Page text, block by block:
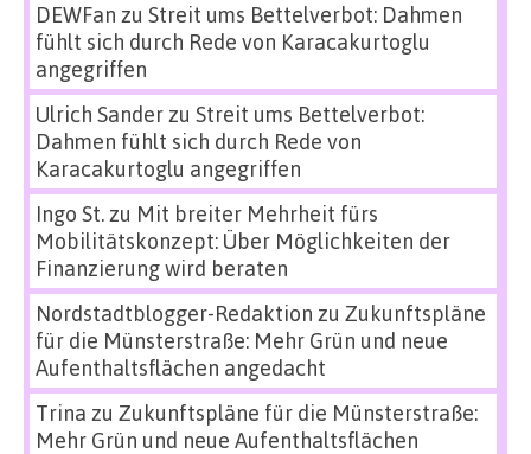
DEWFan zu Streit ums Bettelverbot: Dahmen
fühlt sich durch Rede von Karacakurtoglu
angegriffen
Ulrich Sanderzu Streit ums Bettelverbot:
Dahmen fühlt sich durch Rede von
Karacakurtoglu angegriffen
Ingo St.zu Mit breiter Mehrheit fürs
Mobilitätskonzept: Über Möglichkeiten der
Finanzierung wird beraten
Nordstadtblogger-Redaktion zu Zukunftspläne
für die Münsterstraße: Mehr Grün und neue
Aufenthaltsflächen angedacht
Trina zu Zukunftspläne für die Münsterstraße:
Mehr Grün und neue Aufenthaltsflächen